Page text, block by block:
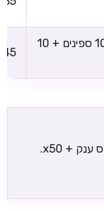
200% + 100 ספינים + 10